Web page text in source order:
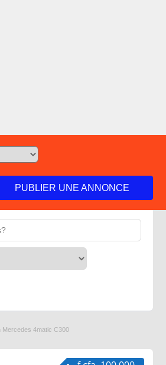
PUBLIER UNE ANNONCE
Mercedes 4matic C300